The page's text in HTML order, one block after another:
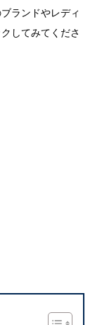
ランドやレディ
してみてくださ